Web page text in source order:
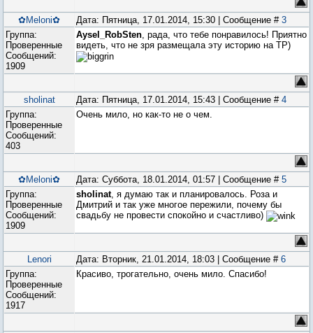
✿Meloni✿ Дата: Пятница, 17.01.2014, 15:30 | Сообщение # 3
Группа:
Проверенные
Сообщений:
1909
Aysel_RobSten, рада, что тебе понравилось! Приятно
видеть, что не зря размещала эту историю на ТР)
sholinat Дата: Пятница, 17.01.2014, 15:43 | Сообщение # 4
Группа:
Проверенные
Сообщений:
403
Очень мило, но как-то не о чем.
✿Meloni✿ Дата: Суббота, 18.01.2014, 01:57 | Сообщение # 5
Группа:
Проверенные
Сообщений:
1909
sholinat, я думаю так и планировалось. Роза и
Дмитрий и так уже многое пережили, почему бы
свадьбу не провести спокойно и счастливо)
Lenori Дата: Вторник, 21.01.2014, 18:03 | Сообщение # 6
Группа:
Проверенные
Сообщений:
1917
Красиво, трогательно, очень мило. Спасибо!